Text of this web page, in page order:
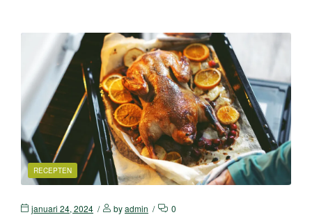
RECEPTEN
januari 24, 2024 byadmin 0